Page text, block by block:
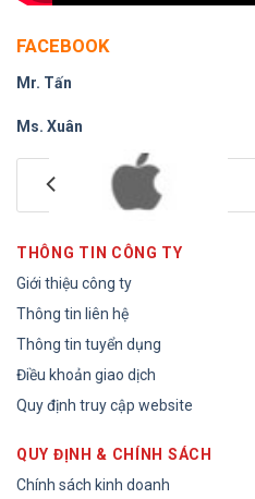
FACEBOOK
Mr. Tấn
Ms. Xuân
THÔNG TIN CÔNG TY
Giới thiệu công ty
Thông tin liên hệ
Thông tin tuyển dụng
Điều khoản giao dịch
Quy định truy cập website
QUY ĐỊNH & CHÍNH SÁCH
Chính sách kinh doanh